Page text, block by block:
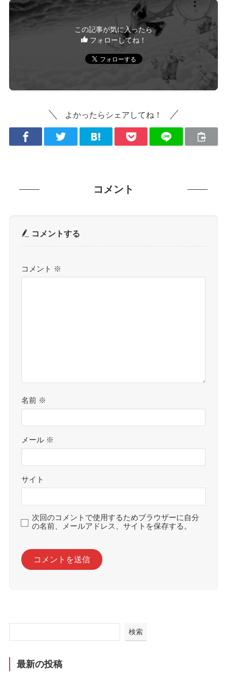
この記事が気に入ったら
フォローしてね！
よかったらシェアしてね！
コメント
コメントする
コメント ※
名前 ※
メール ※
サイト
次回のコメントで使用するためブラウザーに自分
の名前、メールアドレス、サイトを保存する。
検索
最新の投稿